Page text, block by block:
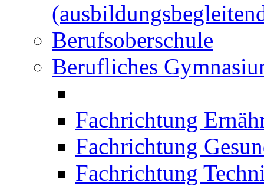
Berufsoberschule
Berufliches
Fachrichtung
Fachrichtung
Fachrichtung